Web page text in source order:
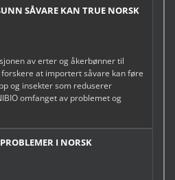
SÅVARE KAN TRUE NORSK
av erter og åkerbønner til
at importert såvare kan føre
og insekter som reduserer
omfanget av problemet og
I NORSK